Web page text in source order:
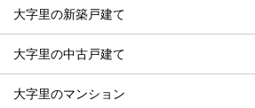
大字里の新築戸建て
大字里の中古戸建て
大字里のマンション